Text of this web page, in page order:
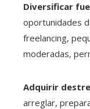
Diversificar
oportunidades
freelancing,
moderadas,
Adquirir
arreglar,